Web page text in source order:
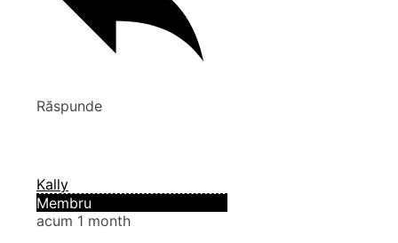
Răspunde
Kally
Membru
acum 1 month